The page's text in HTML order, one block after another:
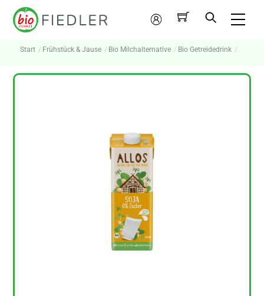
Skip
Mein
Konto
Start Frühstück & Jause Bio Milchalternative Bio Getreidedrink